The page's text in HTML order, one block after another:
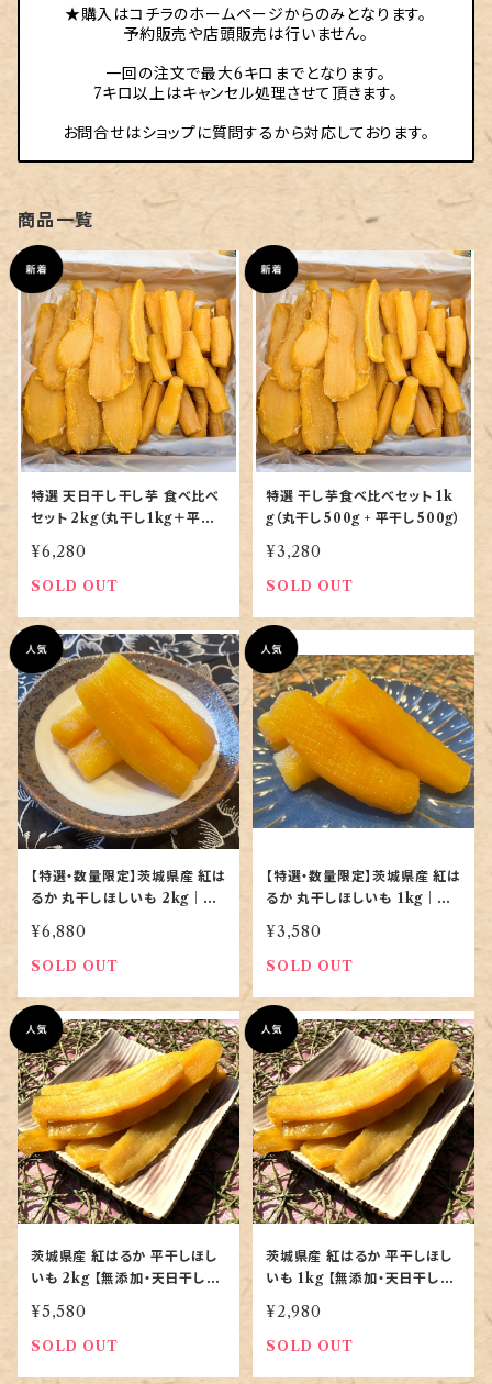
★購入はコチラのホームページからのみとなります。
予約販売や店頭販売は行いません。
一回の注文で最大6キロまでとなります。
7キロ以上はキャンセル処理させて頂きます。
お問合せはショップに質問するから対応しております。
商品一覧
特選 天日干し干し芋 食べ比べ
セット 2kg（丸干し1kg＋平干
し1kg）
¥6,280
SOLD OUT
特選 干し芋食べ比べセット 1k
g（丸干し500g + 平干し500g）
¥3,280
SOLD OUT
【特選・数量限定】茨城県産 紅は
るか 丸干しほしいも 2kg｜無
添加・天日干し｜当店最高峰
¥6,880
SOLD OUT
【特選・数量限定】茨城県産 紅は
るか 丸干しほしいも 1kg｜無
添加・天日干し｜まずはこの一
箱
¥3,580
SOLD OUT
茨城県産 紅はるか 平干しほし
いも 2kg 【無添加・天日干し・
特選品｜農家直送】
¥5,580
SOLD OUT
茨城県産 紅はるか 平干しほし
いも 1kg 【無添加・天日干し・
¥2,980
SOLD OUT